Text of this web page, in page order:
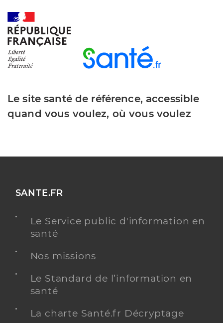
Le site santé de référence, accessible
quand vous voulez, où vous voulez
SANTE.FR
Le Service public d'information en
santé
Nos missions
Le Standard de l’information en
santé
La charte Santé.fr Décryptage